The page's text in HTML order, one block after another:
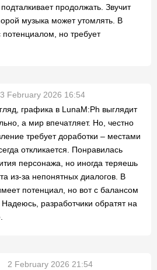
продолжать. Звучит
музыка может утомлять. В
потенциалом, но требует
3 February 2026 16:54
графика в LunaM:Ph выглядит
а мир впечатляет. Но, честно
требует доработки – местами
откликается. Понравилась
персонажа, но иногда теряешь
из-за непонятных диалогов. В
потенциал, но вот с балансом
Надеюсь, разработчики обратят на
2 February 2026 21:54